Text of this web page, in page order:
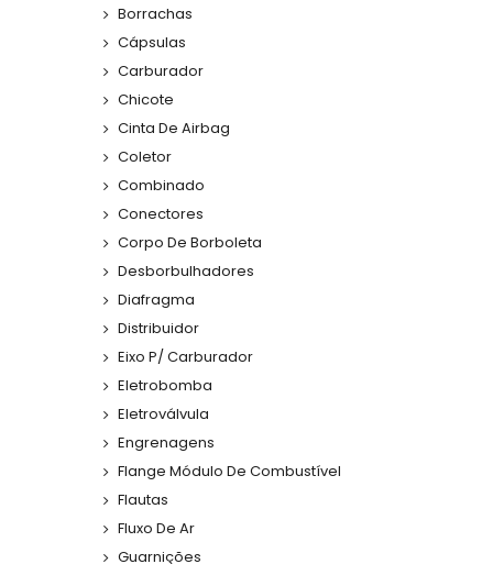
Borrachas
Cápsulas
Carburador
Chicote
Cinta De Airbag
Coletor
Combinado
Conectores
Corpo De Borboleta
Desborbulhadores
Diafragma
Distribuidor
Eixo P/ Carburador
Eletrobomba
Eletroválvula
Engrenagens
Flange Módulo De Combustível
Flautas
Fluxo De Ar
Guarnições